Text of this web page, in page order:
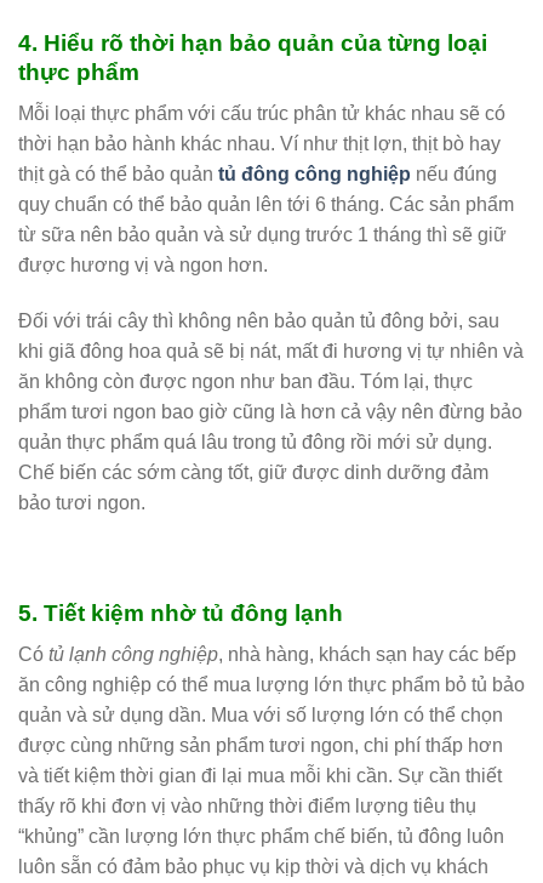
4. Hiểu rõ thời hạn bảo quản của từng loại
thực phẩm
Mỗi loại thực phẩm với cấu trúc phân tử khác nhau sẽ có
thời hạn bảo hành khác nhau. Ví như thịt lợn, thịt bò hay
thịt gà có thể bảo quản tủ đông công nghiệp nếu đúng
quy chuẩn có thể bảo quản lên tới 6 tháng. Các sản phẩm
từ sữa nên bảo quản và sử dụng trước 1 tháng thì sẽ giữ
được hương vị và ngon hơn.
Đối với trái cây thì không nên bảo quản tủ đông bởi, sau
khi giã đông hoa quả sẽ bị nát, mất đi hương vị tự nhiên và
ăn không còn được ngon như ban đầu. Tóm lại, thực
phẩm tươi ngon bao giờ cũng là hơn cả vậy nên đừng bảo
quản thực phẩm quá lâu trong tủ đông rồi mới sử dụng.
Chế biến các sớm càng tốt, giữ được dinh dưỡng đảm
bảo tươi ngon.
5. Tiết kiệm nhờ tủ đông lạnh
Có tủ lạnh công nghiệp, nhà hàng, khách sạn hay các bếp
ăn công nghiệp có thể mua lượng lớn thực phẩm bỏ tủ bảo
quản và sử dụng dần. Mua với số lượng lớn có thể chọn
được cùng những sản phẩm tươi ngon, chi phí thấp hơn
và tiết kiệm thời gian đi lại mua mỗi khi cần. Sự cần thiết
thấy rõ khi đơn vị vào những thời điểm lượng tiêu thụ
“khủng” cần lượng lớn thực phẩm chế biến, tủ đông luôn
luôn sẵn có đảm bảo phục vụ kịp thời và dịch vụ khách